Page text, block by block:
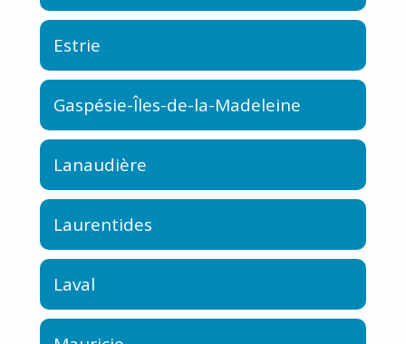
Estrie
Gaspésie-Îles-de-la-Madeleine
Lanaudière
Laurentides
Laval